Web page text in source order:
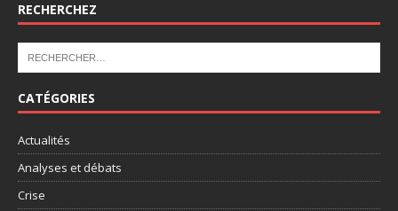
RECHERCHEZ
CATÉGORIES
Actualités
Analyses et débats
Crise